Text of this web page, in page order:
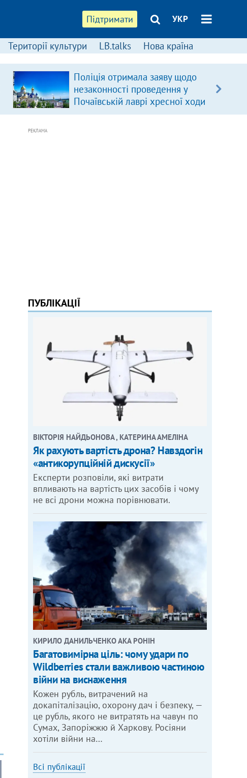
Підтримати УКР
Території культури LB.talks Нова країна
Поліція отримала заяву щодо
незаконності проведення у
Почаївській лаврі хресної ходи
РЕКЛАМА
ПУБЛІКАЦІЇ
ВІКТОРІЯ НАЙДЬОНОВА , КАТЕРИНА АМЕЛІНА
Як рахують вартість дрона? Навздогін
«антикорупційній дискусії»
Експерти розповіли, які витрати
впливають на вартість цих засобів і чому
не всі дрони можна порівнювати.
КИРИЛО ДАНИЛЬЧЕНКО АКА РОНІН
Багатовимірна ціль: чому удари по
Wildberries стали важливою частиною
війни на виснаження
Кожен рубль, витрачений на
докапіталізацію, охорону дач і безпеку, —
це рубль, якого не витратять на чавун по
Сумах, Запоріжжю й Харкову. Росіяни
хотіли війни на…
Всі публікації